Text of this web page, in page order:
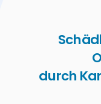
durch